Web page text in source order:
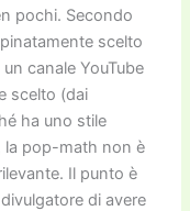
pochi. Secondo
scelto
canale YouTube
scelto (dai
ha uno stile
la pop-math non è
Il punto è
di avere